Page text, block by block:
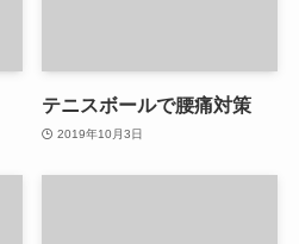
テニスボールで腰痛対策
2019年10月3日